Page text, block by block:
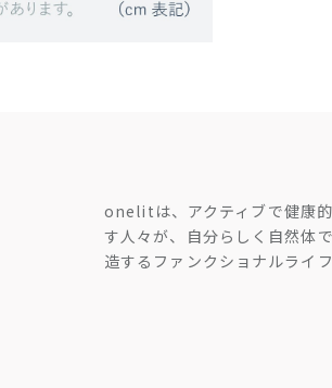
onelitは、アクティブで健康
す人々が、自分らしく自然体
造するファンクショナルライ